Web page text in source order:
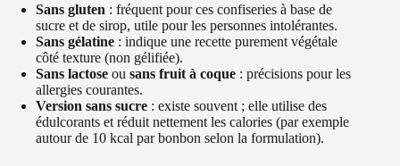
Sans gluten : fréquent pour ces confiseries à base de
sucre et de sirop, utile pour les personnes intolérantes.
Sans gélatine : indique une recette purement végétale
côté texture (non gélifiée).
Sans lactose ou sans fruit à coque : précisions pour les
allergies courantes.
Version sans sucre : existe souvent ; elle utilise des
édulcorants et réduit nettement les calories (par exemple
autour de 10 kcal par bonbon selon la formulation).